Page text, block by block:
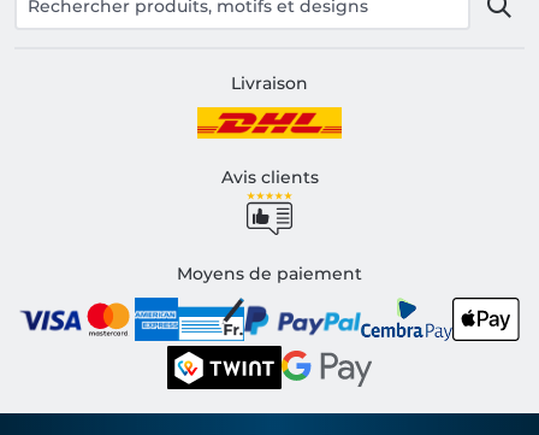
Livraison
Avis clients
Moyens de paiement